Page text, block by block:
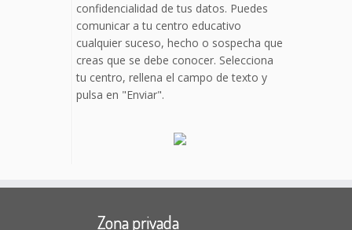
confidencialidad de tus datos. Puedes
comunicar a tu centro educativo
cualquier suceso, hecho o sospecha que
creas que se debe conocer. Selecciona
tu centro, rellena el campo de texto y
pulsa en "Enviar".
Zona privada